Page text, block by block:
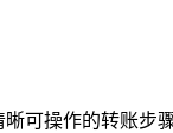
可操作的转账